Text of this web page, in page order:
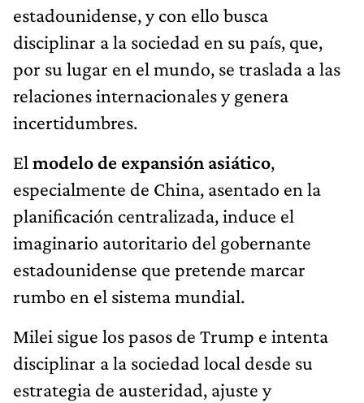
estadounidense, y con ello busca
disciplinar a la sociedad en su país, que,
por su lugar en el mundo, se traslada a las
relaciones internacionales y genera
incertidumbres.
El modelo de expansión asiático,
especialmente de China, asentado en la
planificación centralizada, induce el
imaginario autoritario del gobernante
estadounidense que pretende marcar
rumbo en el sistema mundial.
Milei sigue los pasos de Trump e intenta
disciplinar a la sociedad local desde su
estrategia de austeridad, ajuste y